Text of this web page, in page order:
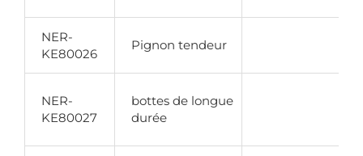
NER-
KE80026
Pignon tendeur
NER-
KE80027
bottes de longue
durée